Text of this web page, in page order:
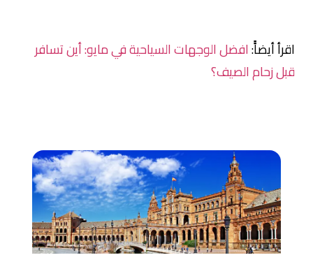
اقرأ أيضاًً:افضل الوجهات السياحية في مايو: أين تسافر
قبل زحام الصيف؟